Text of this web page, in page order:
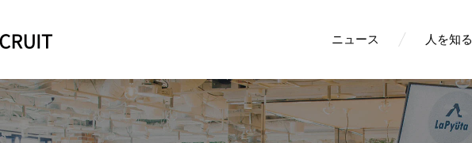
ニュース 人を知る